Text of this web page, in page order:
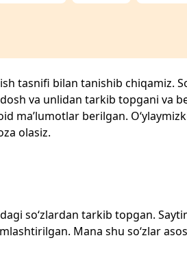
tasnifi bilan tanishib chiqamiz.
va unlidan tarkib topgani va
ma’lumotlar berilgan.
olasiz.
so‘zlardan tarkib topgan.
Mana shu so‘zlar